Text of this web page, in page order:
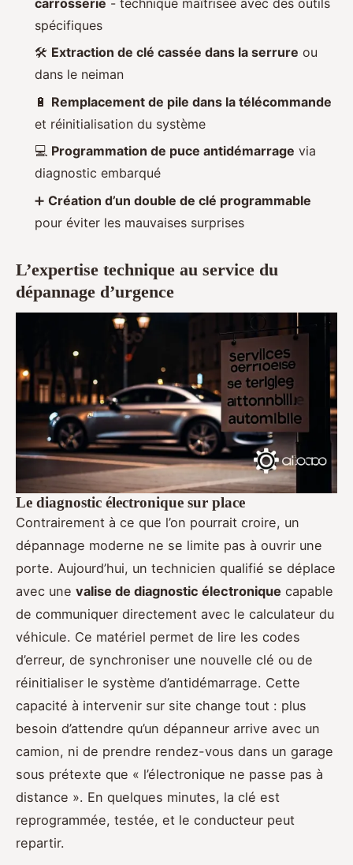
carrosserie - technique maîtrisée avec des outils
spécifiques
🛠️ Extraction de clé cassée dans la serrure ou
dans le neiman
🔋 Remplacement de pile dans la télécommande
et réinitialisation du système
💻 Programmation de puce antidémarrage via
diagnostic embarqué
➕ Création d’un double de clé programmable
pour éviter les mauvaises surprises
L’expertise technique au service du
dépannage d’urgence
Le diagnostic électronique sur place
Contrairement à ce que l’on pourrait croire, un
dépannage moderne ne se limite pas à ouvrir une
porte. Aujourd’hui, un technicien qualifié se déplace
avec une valise de diagnostic électronique capable
de communiquer directement avec le calculateur du
véhicule. Ce matériel permet de lire les codes
d’erreur, de synchroniser une nouvelle clé ou de
réinitialiser le système d’antidémarrage. Cette
capacité à intervenir sur site change tout : plus
besoin d’attendre qu’un dépanneur arrive avec un
camion, ni de prendre rendez-vous dans un garage
sous prétexte que « l’électronique ne passe pas à
distance ». En quelques minutes, la clé est
reprogrammée, testée, et le conducteur peut
repartir.